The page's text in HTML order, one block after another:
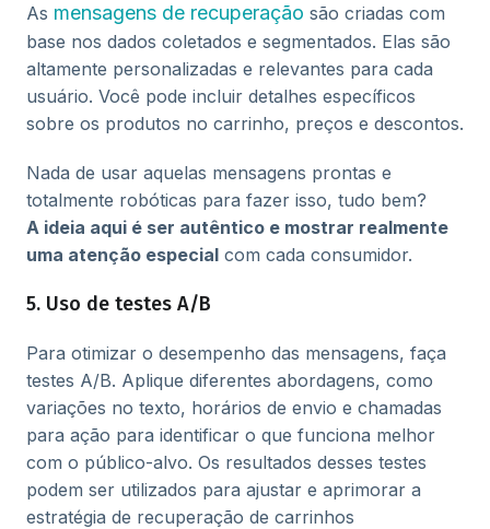
As mensagens de recuperação são criadas com
base nos dados coletados e segmentados. Elas são
altamente personalizadas e relevantes para cada
usuário. Você pode incluir detalhes específicos
sobre os produtos no carrinho, preços e descontos.
Nada de usar aquelas mensagens prontas e
totalmente robóticas para fazer isso, tudo bem?
A ideia aqui é ser autêntico e mostrar realmente
uma atenção especial com cada consumidor.
5. Uso de testes A/B
Para otimizar o desempenho das mensagens, faça
testes A/B. Aplique diferentes abordagens, como
variações no texto, horários de envio e chamadas
para ação para identificar o que funciona melhor
com o público-alvo. Os resultados desses testes
podem ser utilizados para ajustar e aprimorar a
estratégia de recuperação de carrinhos